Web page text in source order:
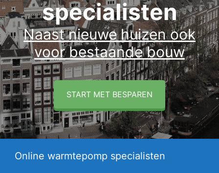
specialisten
Naast nieuwe huizen ook
voor bestaande bouw
START MET BESPAREN
Online warmtepomp specialisten